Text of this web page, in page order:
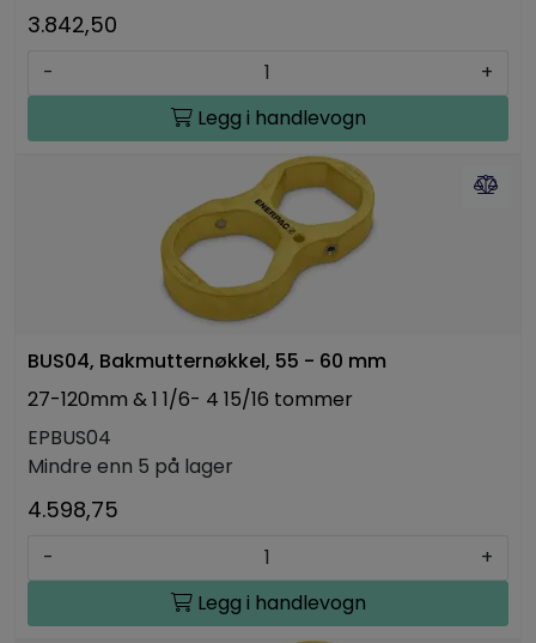
3.842,50
-
+
Legg i handlevogn
BUS04, Bakmutternøkkel, 55 - 60 mm
27-120mm & 1 1/6- 4 15/16 tommer
EPBUS04
Mindre enn 5 på lager
4.598,75
-
+
Legg i handlevogn